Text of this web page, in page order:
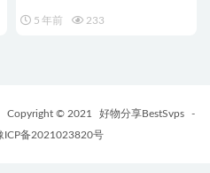
5 年前 233
Copyright © 2021 好物分享BestSvps
-
ICP备2021023820号